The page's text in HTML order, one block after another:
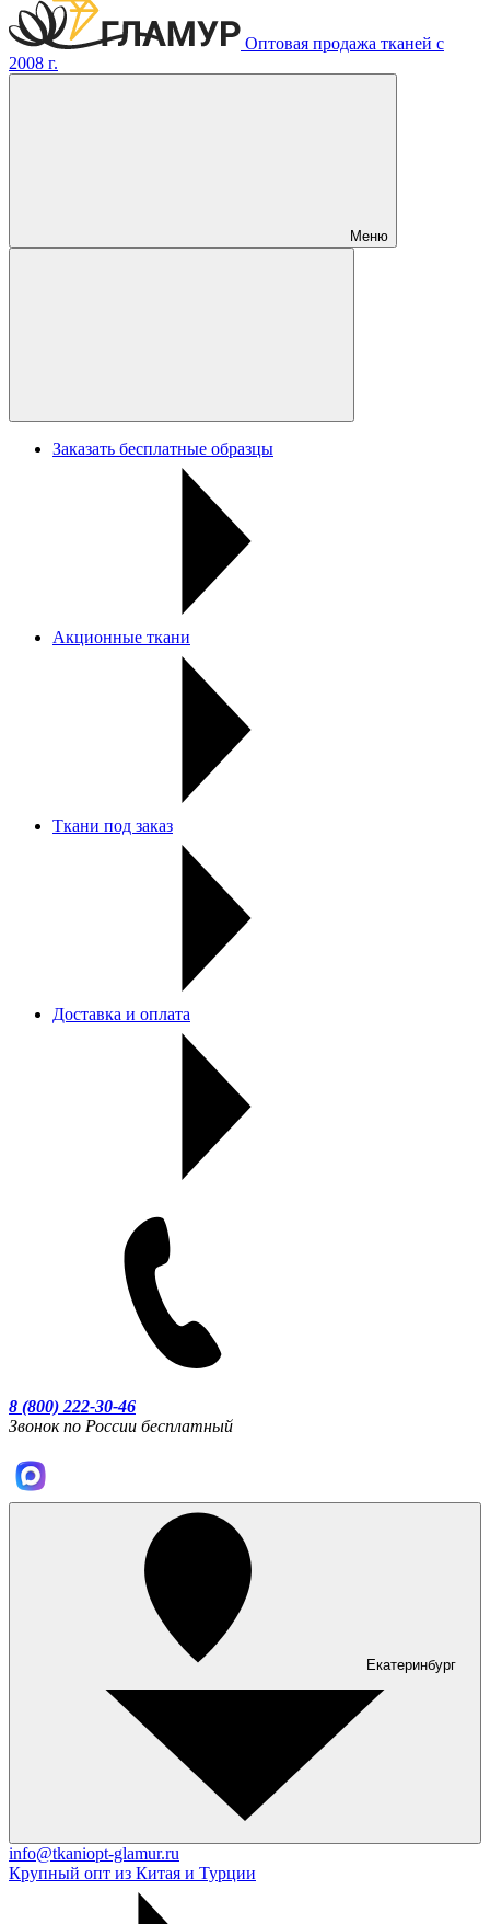
Оптовая продажа тканей с
2008 г.
Меню
Заказать бесплатные образцы
Акционные ткани
Ткани под заказ
Доставка и оплата
8 (800) 222-30-46
Звонок по России бесплатный
Екатеринбург
info@tkaniopt-glamur.ru
Крупный опт из Китая и Турции